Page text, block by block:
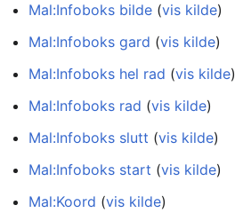
Mal:Infoboks bilde (vis kilde)
Mal:Infoboks gard (vis kilde)
Mal:Infoboks hel rad (vis kilde)
Mal:Infoboks rad (vis kilde)
Mal:Infoboks slutt (vis kilde)
Mal:Infoboks start (vis kilde)
Mal:Koord (vis kilde)